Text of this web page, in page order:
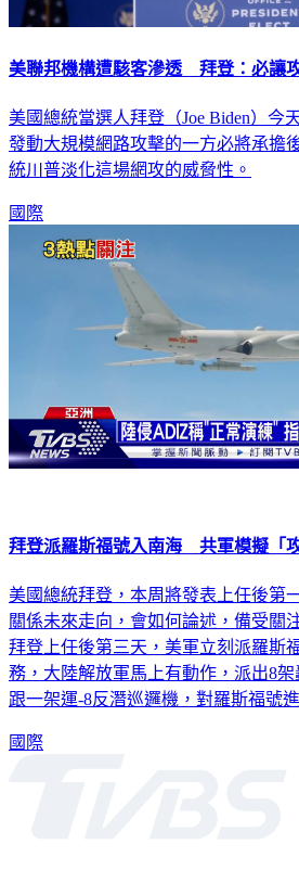
美聯邦機構遭駭客滲透 拜登：必讓
美國總統當選人拜登（Joe Biden）今
發動大規模網路攻擊的一方必將承擔
統川普淡化這場網攻的威脅性。
國際
拜登派羅斯福號入南海 共軍模擬「攻
美國總統拜登，本周將發表上任後第
關係未來走向，會如何論述，備受關
拜登上任後第三天，美軍立刻派羅斯
務，大陸解放軍馬上有動作，派出8
跟一架運-8反潛巡邏機，對羅斯福號
國際